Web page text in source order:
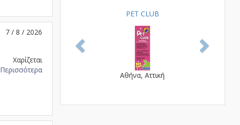
7 / 8 / 2026
Χαρίζεται
Περισσότερα
PET CLUB
Αθήνα, Αττική